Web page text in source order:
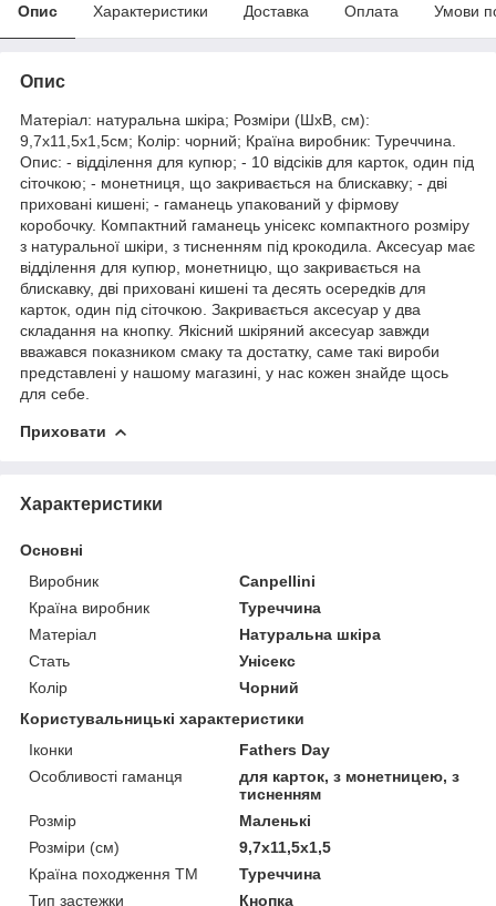
Опис Характеристики Доставка Оплата Умови
Опис
Матеріал: натуральна шкіра; Розміри (ШхВ, см):
9,7х11,5х1,5см; Колір: чорний; Країна виробник: Туреччина.
Опис: - відділення для купюр; - 10 відсіків для карток, один під
сіточкою; - монетниця, що закривається на блискавку; - дві
приховані кишені; - гаманець упакований у фірмову
коробочку. Компактний гаманець унісекс компактного розміру
з натуральної шкіри, з тисненням під крокодила. Аксесуар має
відділення для купюр, монетницю, що закривається на
блискавку, дві приховані кишені та десять осередків для
карток, один під сіточкою. Закривається аксесуар у два
складання на кнопку. Якісний шкіряний аксесуар завжди
вважався показником смаку та достатку, саме такі вироби
представлені у нашому магазині, у нас кожен знайде щось
для себе.
Приховати
Характеристики
Основні
Виробник
Canpellini
Країна виробник
Туреччина
Матеріал
Натуральна шкіра
Стать
Унісекс
Колір
Чорний
Користувальницькі характеристики
Іконки
Fathers Day
Особливості гаманця
для карток, з монетницею, з
тисненням
Розмір
Маленькі
Розміри (см)
9,7х11,5х1,5
Країна походження ТМ
Туреччина
Тип застежки
Кнопка